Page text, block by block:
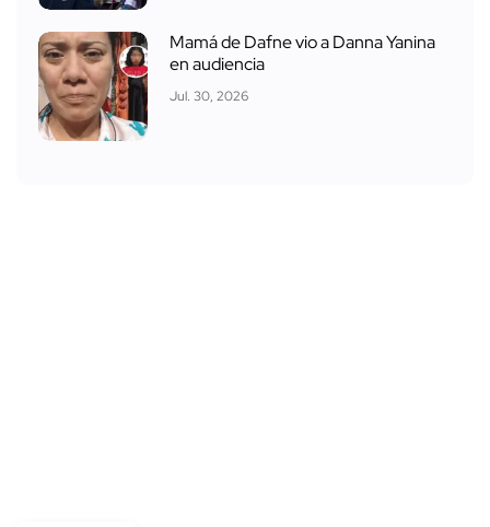
Mamá de Dafne vio a Danna Yanina
en audiencia
Jul. 30, 2026